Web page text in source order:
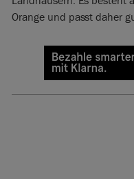
Orange und passt daher